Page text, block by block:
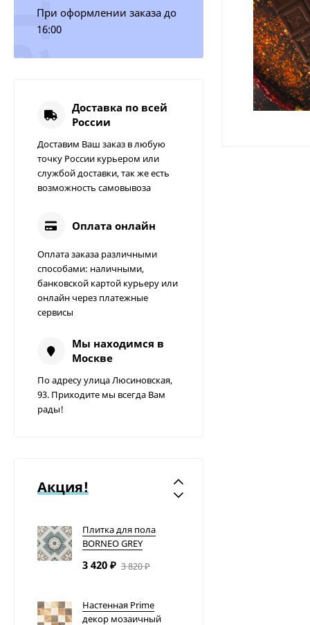
При оформлении заказа до
16:00
Доставка по всей
России
Доставим Ваш заказ в любую
точку России курьером или
службой доставки, так же есть
возможность самовывоза
Оплата онлайн
Оплата заказа различными
способами: наличными,
банковской картой курьеру или
онлайн через платежные
сервисы
Мы находимся в
Москве
По адресу улица Люсиновская,
93. Приходите мы всегда Вам
рады!
Акция!
Линолеум Akron 6
4 291
Перец Ласточка,
весовой
gold
32 000
Плитка для пола
BORNEO GREY
3 420 ₽ 3 820₽
Настенная Prime
декор мозаичный